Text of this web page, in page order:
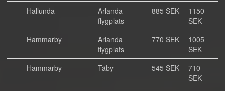
Hallunda
Arlanda
flygplats
885 SEK
1150
SEK
Hammarby
Arlanda
flygplats
770 SEK
1005
SEK
Hammarby
Täby 545 SEK
710
SEK